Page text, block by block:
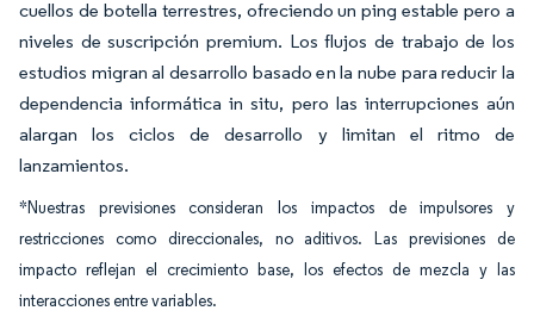
cuellos de botella terrestres, ofreciendo un ping estable pero a
niveles de suscripción premium. Los flujos de trabajo de los
estudios migran al desarrollo basado en la nube para reducir la
dependencia informática in situ, pero las interrupciones aún
alargan los ciclos de desarrollo y limitan el ritmo de
lanzamientos.
*Nuestras previsiones consideran los impactos de impulsores y
restricciones como direccionales, no aditivos. Las previsiones de
impacto reflejan el crecimiento base, los efectos de mezcla y las
interacciones entre variables.